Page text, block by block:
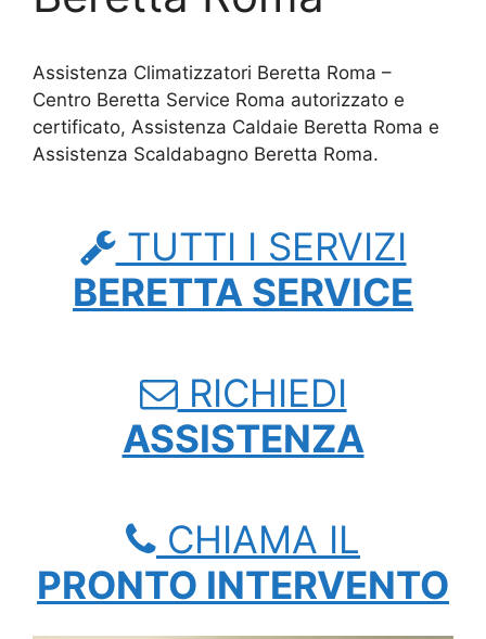
Assistenza Climatizzatori Beretta Roma –
Centro Beretta Service Roma autorizzato e
certificato, Assistenza Caldaie Beretta Roma e
Assistenza Scaldabagno Beretta Roma.
TUTTI I SERVIZI
BERETTA SERVICE
RICHIEDI
ASSISTENZA
CHIAMA IL
PRONTO INTERVENTO